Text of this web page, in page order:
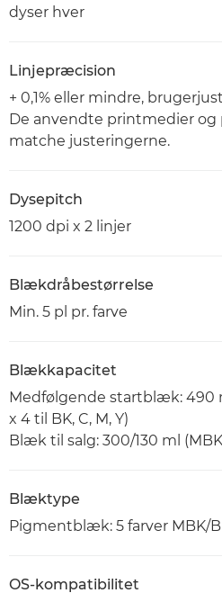
dyser hver
Linjepræcision
+ 0,1% eller mindre,
De anvendte printmedier og
matche justeringerne.
Dysepitch
1200 dpi x 2 linjer
Blækdråbestørrelse
Min. 5 pl pr. farve
Blækkapacitet
Medfølgende startblæk: 490
x 4 til BK, C, M, Y)
Blæk til salg: 300/130 ml (MBK,
Blæktype
Pigmentblæk: 5 farver MBK/
OS-kompatibilitet